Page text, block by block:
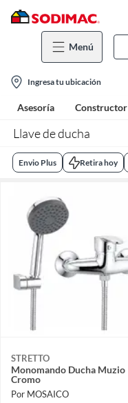
Menú
location-
icon
Ingresa tu ubicación
Asesoría Constructor
Llave de ducha
Envio Plus Retira hoy
STRETTO
Monomando Ducha Muzio
Cromo
Por MOSAICO